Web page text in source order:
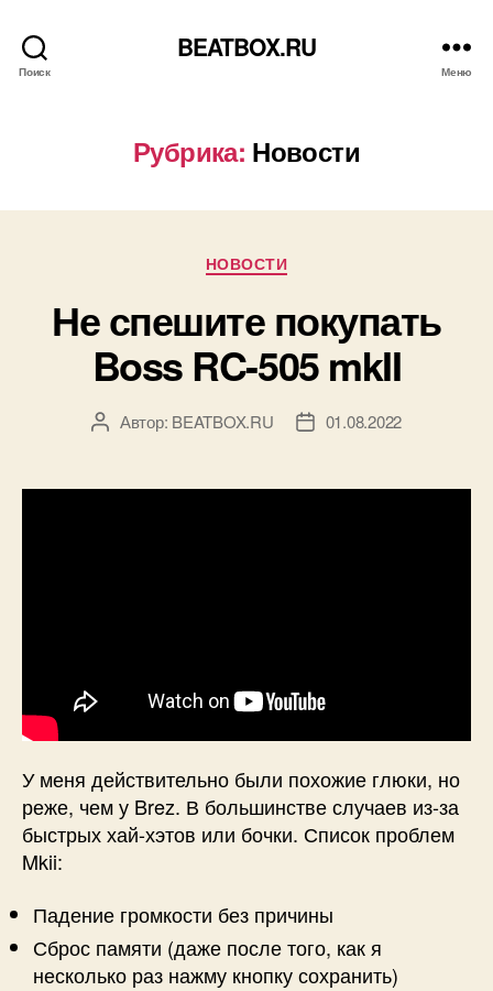
Поиск
BEATBOX.RU
Меню
Рубрика: Новости
Рубрики
НОВОСТИ
Не спешите покупать
Boss RC-505 mkII
АвторАвтор: BEATBOX.RU
Дата01.08.2022
У меня действительно были похожие глюки, но
реже, чем у Brez. В большинстве случаев из-за
быстрых хай-хэтов или бочки. Список проблем
Mkii:
Падение громкости без причины
Сброс памяти (даже после того, как я
несколько раз нажму кнопку сохранить)